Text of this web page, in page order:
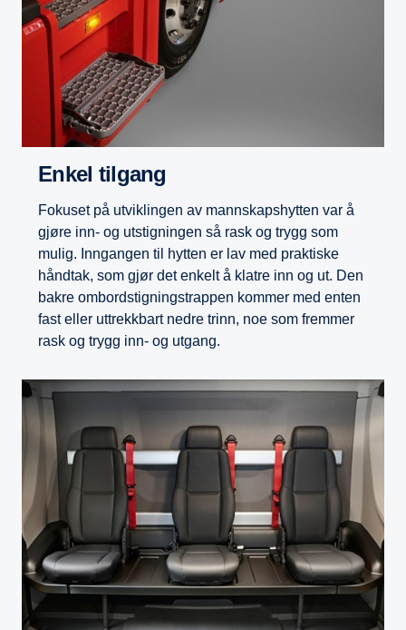
Enkel tilgang
Fokuset på utviklingen av mannskapshytten var å
gjøre inn- og utstigningen så rask og trygg som
mulig. Inngangen til hytten er lav med praktiske
håndtak, som gjør det enkelt å klatre inn og ut. Den
bakre ombordstigningstrappen kommer med enten
fast eller uttrekkbart nedre trinn, noe som fremmer
rask og trygg inn- og utgang.